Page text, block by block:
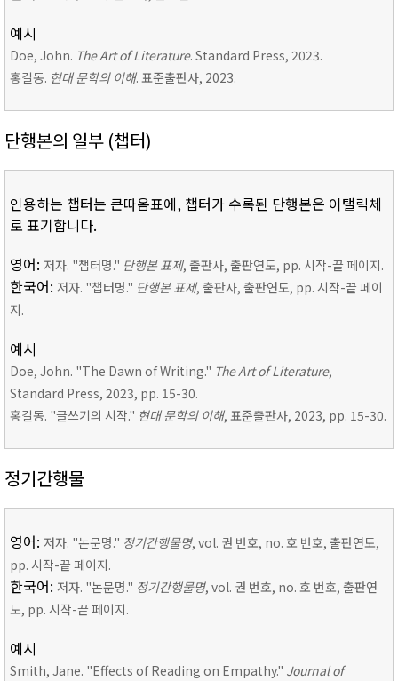
예시
Doe, John. The Art of Literature. Standard Press, 2023.
홍길동. 현대 문학의 이해. 표준출판사, 2023.
단행본의 일부 (챕터)
인용하는 챕터는 큰따옴표에, 챕터가 수록된 단행본은 이탤릭체
로 표기합니다.
영어: 저자. "챕터명." 단행본 표제, 출판사, 출판연도, pp. 시작-끝 페이지.
한국어: 저자. "챕터명." 단행본 표제, 출판사, 출판연도, pp. 시작-끝 페이
지.
예시
Doe, John. "The Dawn of Writing." The Art of Literature,
Standard Press, 2023, pp. 15-30.
홍길동. "글쓰기의 시작." 현대 문학의 이해, 표준출판사, 2023, pp. 15-30.
정기간행물
영어: 저자. "논문명." 정기간행물명, vol. 권 번호, no. 호 번호, 출판연도,
pp. 시작-끝 페이지.
한국어: 저자. "논문명." 정기간행물명, vol. 권 번호, no. 호 번호, 출판연
도, pp. 시작-끝 페이지.
예시
Smith, Jane. "Effects of Reading on Empathy." Journal of